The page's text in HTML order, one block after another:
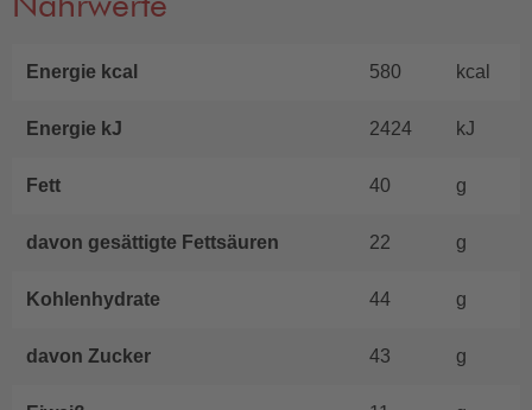
Nährwerte
Energie kcal 580 kcal
Energie kJ 2424 kJ
Fett 40 g
davon gesättigte Fettsäuren 22 g
Kohlenhydrate 44 g
davon Zucker 43 g